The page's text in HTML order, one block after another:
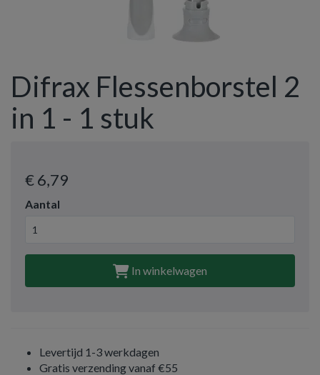
Difrax Flessenborstel 2
in 1 - 1 stuk
€ 6,79
Aantal
In winkelwagen
Levertijd 1-3 werkdagen
Gratis verzending vanaf €55